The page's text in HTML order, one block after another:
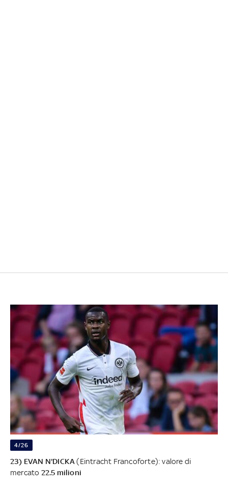
4/26
23) EVAN N'DICKA (Eintracht Francoforte): valore di
mercato 22.5 milioni